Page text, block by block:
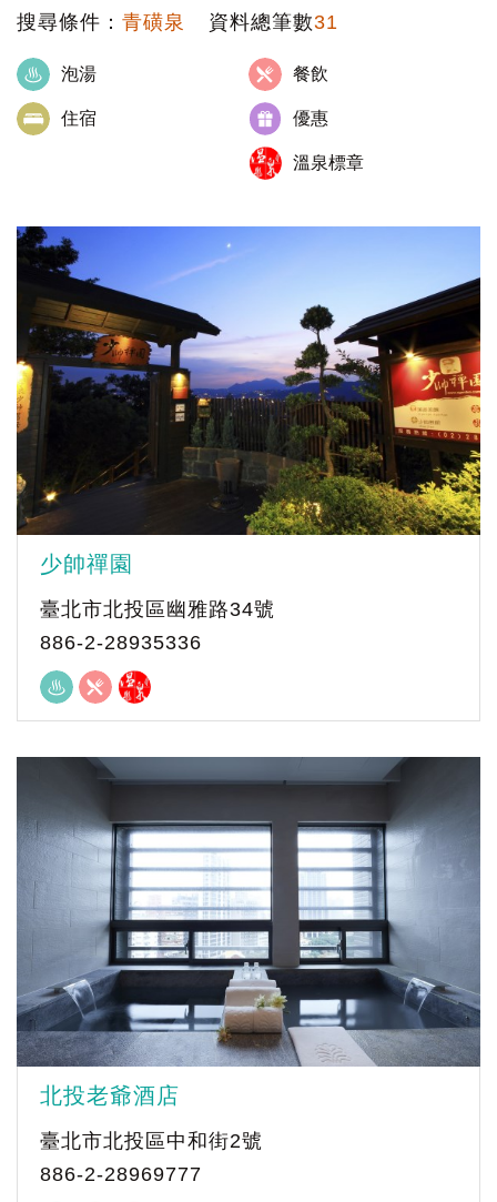
搜尋條件： 青磺泉 資料總筆數31
泡湯 餐飲
住宿 優惠
溫泉標章
少帥禪園
臺北市北投區幽雅路34號
886-2-28935336
北投老爺酒店
臺北市北投區中和街2號
886-2-28969777